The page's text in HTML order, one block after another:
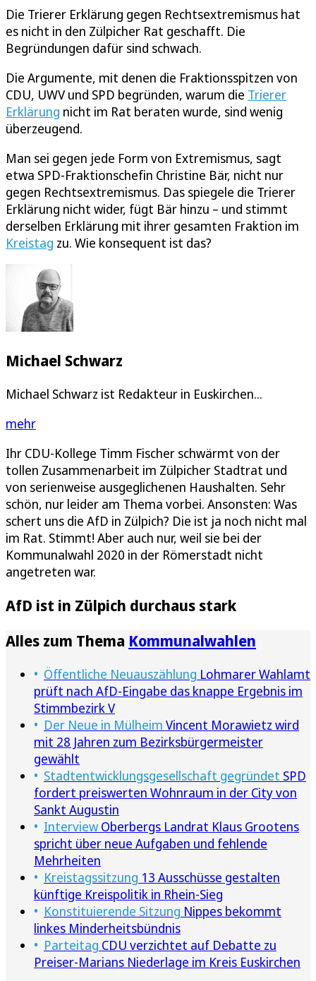
Die Trierer Erklärung gegen Rechtsextremismus hat
es nicht in den Zülpicher Rat geschafft. Die
Begründungen dafür sind schwach.
Die Argumente, mit denen die Fraktionsspitzen von
CDU, UWV und SPD begründen, warum die Trierer
Erklärung nicht im Rat beraten wurde, sind wenig
überzeugend.
Man sei gegen jede Form von Extremismus, sagt
etwa SPD-Fraktionschefin Christine Bär, nicht nur
gegen Rechtsextremismus. Das spiegele die Trierer
Erklärung nicht wider, fügt Bär hinzu – und stimmt
derselben Erklärung mit ihrer gesamten Fraktion im
Kreistag zu. Wie konsequent ist das?
Michael Schwarz
Michael Schwarz ist Redakteur in Euskirchen...
mehr
Ihr CDU-Kollege Timm Fischer schwärmt von der
tollen Zusammenarbeit im Zülpicher Stadtrat und
von serienweise ausgeglichenen Haushalten. Sehr
schön, nur leider am Thema vorbei. Ansonsten: Was
schert uns die AfD in Zülpich? Die ist ja noch nicht mal
im Rat. Stimmt! Aber auch nur, weil sie bei der
Kommunalwahl 2020 in der Römerstadt nicht
angetreten war.
AfD ist in Zülpich durchaus stark
Alles zum Thema Kommunalwahlen
Öffentliche Neuauszählung Lohmarer Wahlamt
prüft nach AfD-Eingabe das knappe Ergebnis im
Stimmbezirk V
Der Neue in Mülheim Vincent Morawietz wird
mit 28 Jahren zum Bezirksbürgermeister
gewählt
Stadtentwicklungsgesellschaft gegründet SPD
fordert preiswerten Wohnraum in der City von
Sankt Augustin
Interview Oberbergs Landrat Klaus Grootens
spricht über neue Aufgaben und fehlende
Mehrheiten
Kreistagssitzung 13 Ausschüsse gestalten
künftige Kreispolitik in Rhein-Sieg
Konstituierende Sitzung Nippes bekommt
linkes Minderheitsbündnis
Parteitag CDU verzichtet auf Debatte zu
Preiser-Marians Niederlage im Kreis Euskirchen